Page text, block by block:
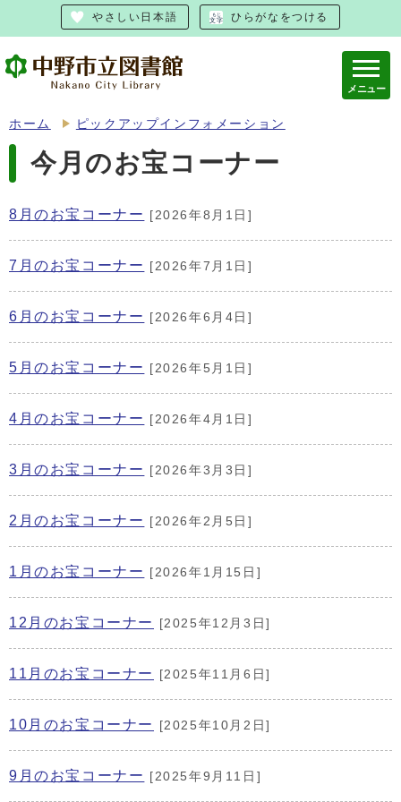
やさしい日本語 ひらがなをつける
メニュー
ホーム ピックアップインフォメーション
今月のお宝コーナー
8月のお宝コーナー [2026年8月1日]
7月のお宝コーナー [2026年7月1日]
6月のお宝コーナー [2026年6月4日]
5月のお宝コーナー [2026年5月1日]
4月のお宝コーナー [2026年4月1日]
3月のお宝コーナー [2026年3月3日]
2月のお宝コーナー [2026年2月5日]
1月のお宝コーナー [2026年1月15日]
12月のお宝コーナー [2025年12月3日]
11月のお宝コーナー [2025年11月6日]
10月のお宝コーナー [2025年10月2日]
9月のお宝コーナー [2025年9月11日]